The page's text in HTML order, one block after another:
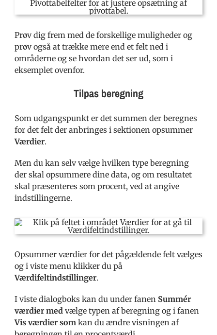
Prøv dig frem med de forskellige muligheder og
prøv også at trække mere end et felt ned i
områderne og se hvordan det ser ud, som i
eksemplet ovenfor.
Tilpas beregning
Som udgangspunkt er det summen der beregnes
for det felt der anbringes i sektionen opsummer
Værdier.
Men du kan selv vælge hvilken type beregning
der skal opsummere dine data, og om resultatet
skal præsenteres som procent, ved at angive
indstillingerne.
Opsummer værdier for det pågældende felt vælges
og i viste menu klikker du på
Værdifeltindstillinger.
I viste dialogboks kan du under fanen Summér
værdier medvælge typen af beregning og i fanen
Vis værdier somkan du ændre visningen af